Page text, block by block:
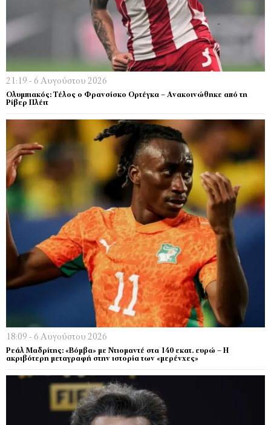
21:19 - 6 Αυγούστου 2026
Ολυμπιακός: Τέλος ο Φρανσίσκο Ορτέγκα – Ανακοινώθηκε από τη
Ρίβερ Πλέιτ
18:09 - 6 Αυγούστου 2026
Ρεάλ Μαδρίτης: «Βόμβα» με Ντιομαντέ στα 140 εκατ. ευρώ – Η
ακριβότερη μεταγραφή στην ιστορία των «μερένχες»